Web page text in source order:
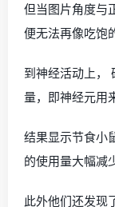
但当图片角度与
便无法再像吃饱
到神经活动上，
量，即神经元用
结果显示节食小
的使用量大幅减
此外他们还发现